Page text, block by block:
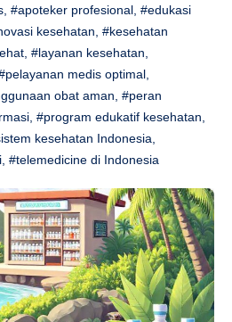
, #apoteker profesional, #edukasi
kesehatan, #kesehatan
, #layanan kesehatan,
medis optimal,
obat aman, #peran
, #program edukatif kesehatan,
kesehatan Indonesia,
, #telemedicine di Indonesia